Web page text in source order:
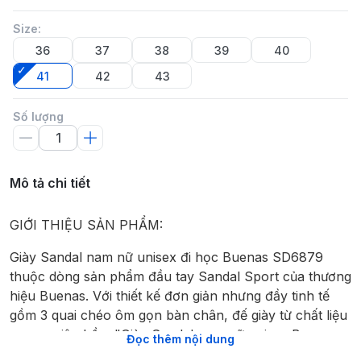
Size:
36
37 38 39
40
41
42 43
Số lượng
Mô tả chi tiết
GIỚI THIỆU SẢN PHẨM:
Giày Sandal nam nữ unisex đi học Buenas SD6879
thuộc dòng sản phẩm đầu tay Sandal Sport của thương
hiệu Buenas. Với thiết kế đơn giản nhưng đầy tinh tế
gồm 3 quai chéo ôm gọn bàn chân, đế giày từ chất liệu
cao su siêu bền, "Giày Sandal nam nữ unisex Buenas
Đọc thêm nội dung